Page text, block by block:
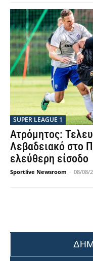
SUPER LEAGUE 1
Ατρόμητος:
Λεβαδειακό στο
ελεύθερη είσοδο
Sportlive Newsroom - 08/08/